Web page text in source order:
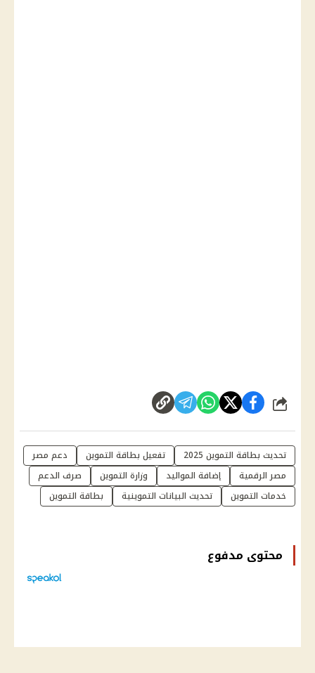
شارك
تحديث بطاقة التموين 2025 تفعيل بطاقة التموين
دعم مصر
مصر الرقمية
إضافة المواليد وزارة التموين
صرف الدعم
خدمات التموين
تحديث البيانات التموينية بطاقة التموين
محتوى مدفوع